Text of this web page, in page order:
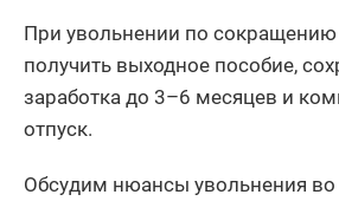
При увольнении по
получить выходное пособие,
заработка до 3–6 месяцев и
отпуск.
Обсудим нюансы увольнения во